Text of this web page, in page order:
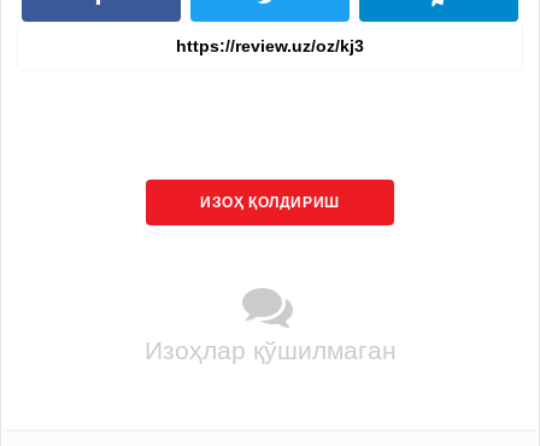
ИЗОҲ ҚОЛДИРИШ
Изоҳлар қўшилмаган